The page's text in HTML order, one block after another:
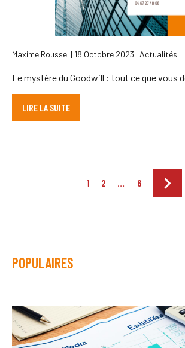
Maxime Roussel | 18 Octobre 2023 | Actualités
Le mystère du Goodwill : tout ce que vous
LIRE LA SUITE
1 2 6
POPULAIRES